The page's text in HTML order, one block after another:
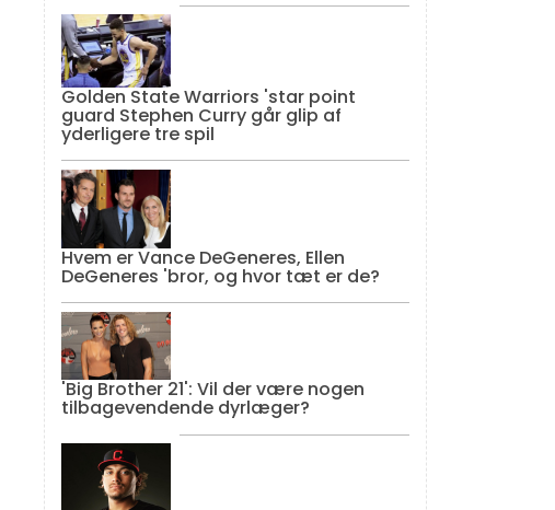
Golden State Warriors 'star point
guard Stephen Curry går glip af
yderligere tre spil
Hvem er Vance DeGeneres, Ellen
DeGeneres 'bror, og hvor tæt er de?
'Big Brother 21': Vil der være nogen
tilbagevendende dyrlæger?